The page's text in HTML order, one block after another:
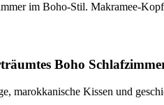
im Boho-Stil. Makramee-
Boho
marokkanische Kissen und